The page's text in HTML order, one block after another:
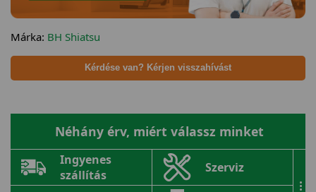
Márka: BH Shiatsu
Kérdése van? Kérjen visszahívást
Néhány érv, miért válassz minket
Ingyenes
szállítás
Szerviz
...